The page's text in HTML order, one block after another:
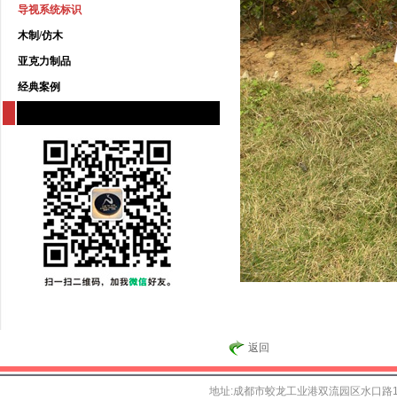
导视系统标识
木制/仿木
亚克力制品
经典案例
返回
地址:成都市蛟龙工业港双流园区水口路